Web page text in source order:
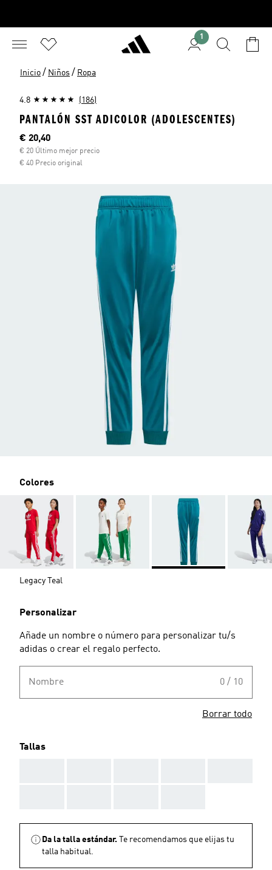
1
Inicio / Niños / Ropa
4.8 (186)
PANTALÓN SST ADICOLOR (ADOLESCENTES)
Precio actual
€ 20,40
€ 20 Último mejor precio
€ 40 Precio original
Colores
Legacy Teal
Personalizar
Añade un nombre o número para personalizar tu/s
adidas o crear el regalo perfecto.
Nombre 0 / 10
Borrar todo
Tallas
Da la talla estándar.
Te recomendamos que elijas tu
talla habitual.